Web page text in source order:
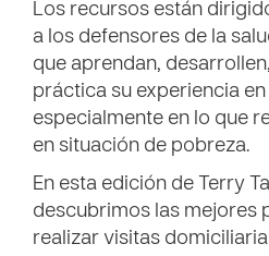
Los recursos están
a los defensores de la
que aprendan,
práctica su experiencia en
especialmente en lo que
en situación de pobreza.
En esta edición de Terry
descubrimos las mejores
realizar visitas